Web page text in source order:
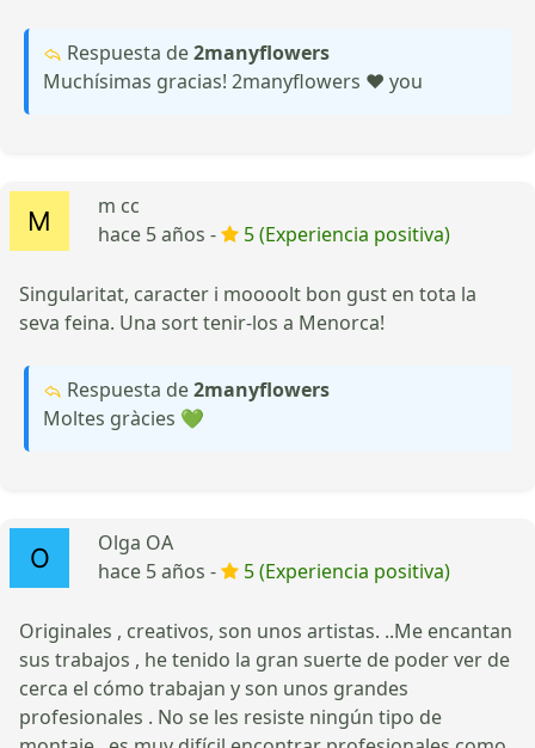
Respuesta de2manyflowers
Muchísimas gracias! 2manyflowers ❤️ you
m cc
hace 5 años -
5 (Experiencia positiva)
Singularitat, caracter i moooolt bon gust en tota la
seva feina. Una sort tenir-los a Menorca!
Respuesta de2manyflowers
Moltes gràcies 💚
Olga OA
hace 5 años -
5 (Experiencia positiva)
Originales , creativos, son unos artistas. ..Me encantan
sus trabajos , he tenido la gran suerte de poder ver de
cerca el cómo trabajan y son unos grandes
profesionales . No se les resiste ningún tipo de